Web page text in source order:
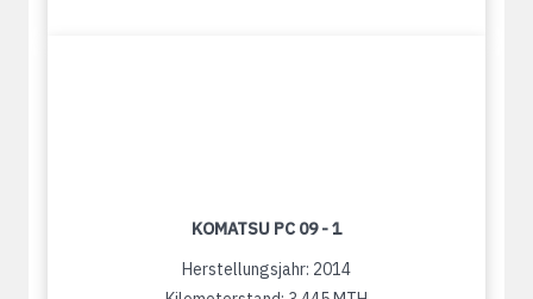
KOMATSU PC 09 - 1
Herstellungsjahr: 2014